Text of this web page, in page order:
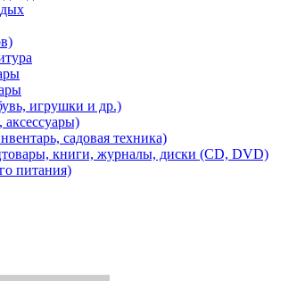
игрушки и др.)
аксессуары)
садовая техника)
книги, журналы, диски (CD, DVD)
питания)